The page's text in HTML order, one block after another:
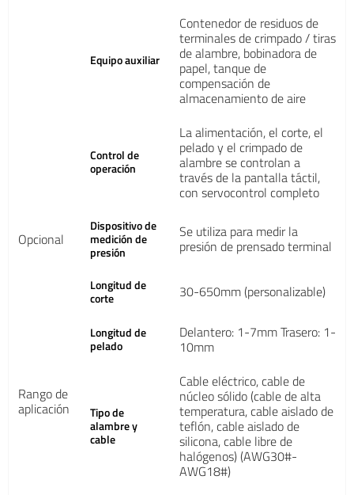
Equipo auxiliar
Contenedor de residuos de
terminales de crimpado / tiras
de alambre, bobinadora de
papel, tanque de
compensación de
almacenamiento de aire
Control de
operación
La alimentación, el corte, el
pelado y el crimpado de
alambre se controlan a
través de la pantalla táctil,
con servocontrol completo
Opcional
Dispositivo de
medición de
presión
Se utiliza para medir la
presión de prensado terminal
Rango de
aplicación
Longitud de
corte 30-650mm (personalizable)
Longitud de
pelado
Delantero: 1-7mm Trasero: 1-
10mm
Tipo de
alambre y
cable
Cable eléctrico, cable de
núcleo sólido (cable de alta
temperatura, cable aislado de
teflón, cable aislado de
silicona, cable libre de
halógenos) (AWG30#-
AWG18#)